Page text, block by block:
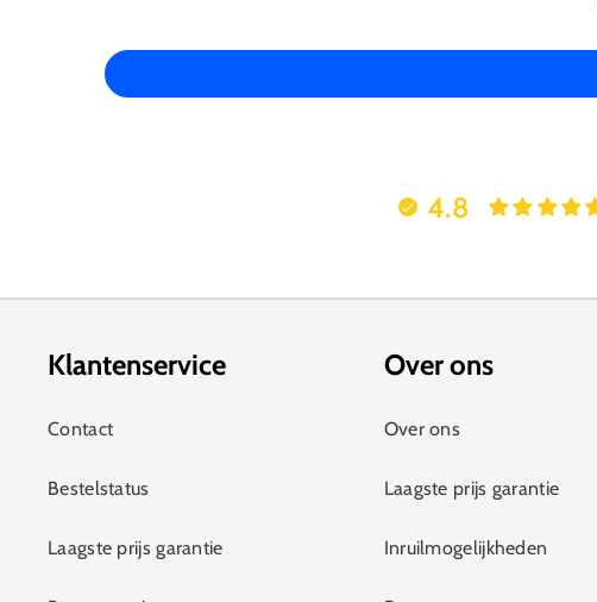
4.8
Klantenservice
Contact
Bestelstatus
Laagste prijs garantie
Over ons
Over ons
Laagste prijs garantie
Inruilmogelijkheden